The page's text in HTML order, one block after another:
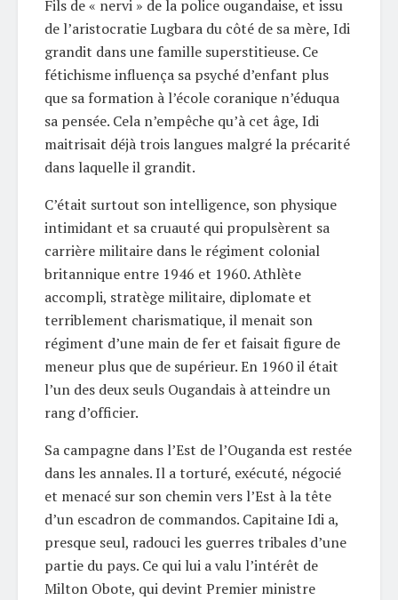
Fils de « nervi » de la police ougandaise, et issu
de l’aristocratie Lugbara du côté de sa mère, Idi
grandit dans une famille superstitieuse. Ce
fétichisme influença sa psyché d’enfant plus
que sa formation à l’école coranique n’éduqua
sa pensée. Cela n’empêche qu’à cet âge, Idi
maitrisait déjà trois langues malgré la précarité
dans laquelle il grandit.
C’était surtout son intelligence, son physique
intimidant et sa cruauté qui propulsèrent sa
carrière militaire dans le régiment colonial
britannique entre 1946 et 1960. Athlète
accompli, stratège militaire, diplomate et
terriblement charismatique, il menait son
régiment d’une main de fer et faisait figure de
meneur plus que de supérieur. En 1960 il était
l’un des deux seuls Ougandais à atteindre un
rang d’officier.
Sa campagne dans l’Est de l’Ouganda est restée
dans les annales. Il a torturé, exécuté, négocié
et menacé sur son chemin vers l’Est à la tête
d’un escadron de commandos. Capitaine Idi a,
presque seul, radouci les guerres tribales d’une
partie du pays. Ce qui lui a valu l’intérêt de
Milton Obote, qui devint Premier ministre